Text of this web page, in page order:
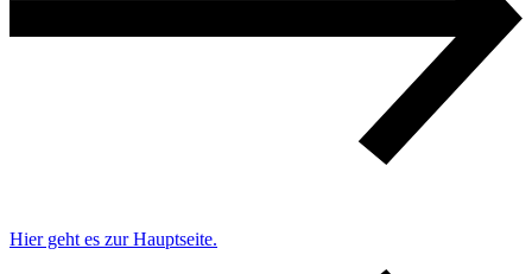
Hier geht es zur Hauptseite.